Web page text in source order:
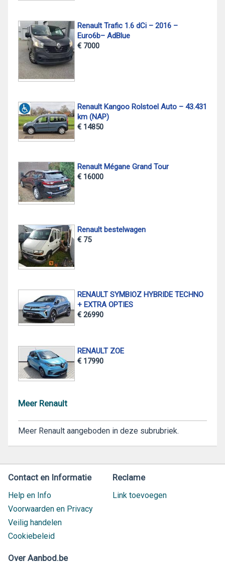
Renault Trafic 1.6 dCi – 2016 –
Euro6b– AdBlue
€ 7000
Renault Kangoo Rolstoel Auto – 43.431
km (NAP)
€ 14850
Renault Mégane Grand Tour
€ 16000
Renault bestelwagen
€ 75
RENAULT SYMBIOZ HYBRIDE TECHNO
+ EXTRA OPTIES
€ 26990
RENAULT ZOE
€ 17990
Meer Renault
Meer Renault aangeboden in deze subrubriek.
Contact en Informatie
Help en Info
Voorwaarden en Privacy
Veilig handelen
Cookiebeleid
Reclame
Link toevoegen
Over Aanbod.be